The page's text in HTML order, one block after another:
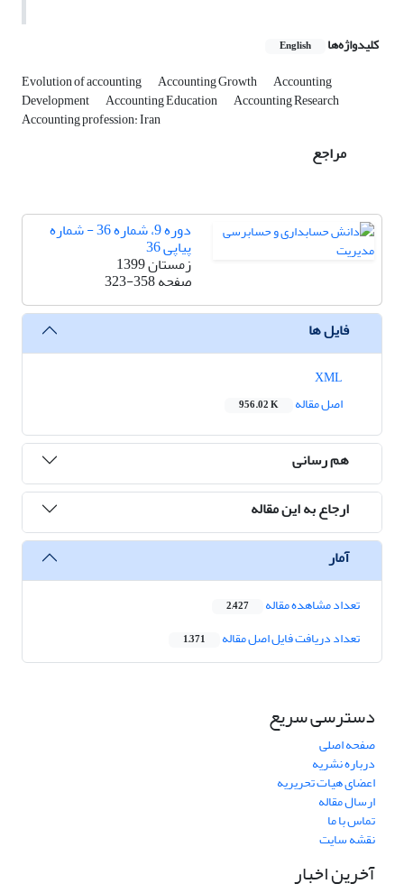
کلیدواژه‌ها English
Evolution of accounting Accounting Growth Accounting
Development Accounting Education Accounting Research
Accounting profession: Iran
مراجع
دوره 9، شماره 36 - شماره
پیاپی 36
زمستان 1399
صفحه323-358
فایل ها
اصل مقاله
956.02 K
هم رسانی
ارجاع به این مقاله
آمار
تعداد مشاهده مقاله 2,427
تعداد دریافت فایل اصل مقاله 1,371
دسترسی سریع
صفحه اصلی
درباره نشریه
اعضای هیات تحریریه
ارسال مقاله
تماس با ما
نقشه سایت
آخرین اخبار